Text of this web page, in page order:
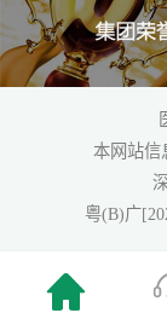
本网站信
粤(B)广